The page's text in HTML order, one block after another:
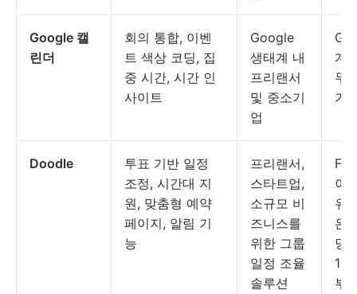
Google 캘
린더
회의 통합, 이벤
트 색상 코딩, 집
중 시간, 시간 인
사이트
Google
생태계 내
프리랜서
및 중소기
업
계
무
가
Doodle
투표 기반 일정
조정, 시간대 지
원, 맞춤형 예약
페이지, 알림 기
능
프리랜서,
스타트업,
소규모 비
즈니스를
위한 그룹
일정 조율
솔루션
이
유
은
당
부